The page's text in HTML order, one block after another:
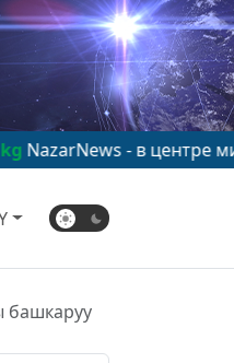
- в центре мирового
башкаруу